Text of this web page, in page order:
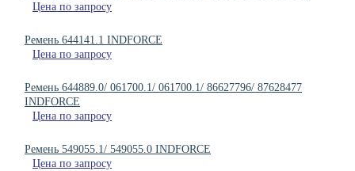
Цена по запросу
Ремень 644141.1 INDFORCE
Цена по запросу
Ремень 644889.0/ 061700.1/ 061700.1/ 86627796/ 87628477
INDFORCE
Цена по запросу
Ремень 549055.1/ 549055.0 INDFORCE
Цена по запросу